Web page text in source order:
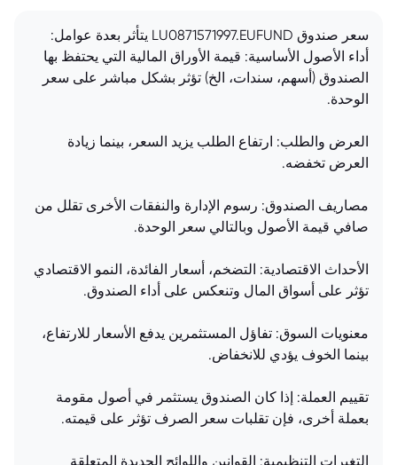
سعر صندوق LU0871571997.EUFUND يتأثر بعدة عوامل:
أداء الأصول الأساسية: قيمة الأوراق المالية التي يحتفظ بها
الصندوق (أسهم، سندات، الخ) تؤثر بشكل مباشر على سعر
الوحدة.
العرض والطلب: ارتفاع الطلب يزيد السعر، بينما زيادة
العرض تخفضه.
مصاريف الصندوق: رسوم الإدارة والنفقات الأخرى تقلل من
صافي قيمة الأصول وبالتالي سعر الوحدة.
الأحداث الاقتصادية: التضخم، أسعار الفائدة، النمو الاقتصادي
تؤثر على أسواق المال وتنعكس على أداء الصندوق.
معنويات السوق: تفاؤل المستثمرين يدفع الأسعار للارتفاع،
بينما الخوف يؤدي للانخفاض.
تقييم العملة: إذا كان الصندوق يستثمر في أصول مقومة
بعملة أخرى، فإن تقلبات سعر الصرف تؤثر على قيمته.
التغيرات التنظيمية: القوانين واللوائح الجديدة المتعلقة